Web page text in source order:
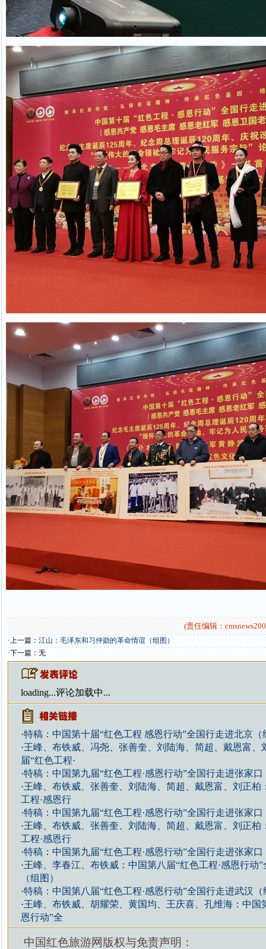
(责任编辑：
·上一篇： 江山：毛泽东和习仲勋的革命情谊（组图）
·下一篇：无
loading...评论加载中...
·特稿：中国第十届“红色工程 感恩行动”全国行走进北京（
·王峰、布铁威、冯尧、张善奎、刘陆海、简超、戴恩富、
届“红色工程·
·特稿：中国第九届“红色工程·感恩行动”全国行走进张家口
·王峰、布铁威、张善奎、刘陆海、简超、戴恩富、刘正柏
工程·感恩行
·特稿：中国第九届“红色工程·感恩行动”全国行走进张家口
·王峰、布铁威、张善奎、刘陆海、简超、戴恩富、刘正柏
工程·感恩行
·特稿：中国第九届“红色工程·感恩行动”全国行走进张家口
·王峰、李春江、布铁威：中国第八届“红色工程·感恩行动
（组图）
·特稿：中国第八届“红色工程·感恩行动”全国行走进武汉（
·王峰、布铁威、胡耀荣、黄国均、王庆喜、孔维海：中国
恩行动”全
中国红色旅游网版权与免责声明：